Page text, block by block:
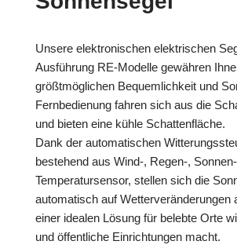
Unsere elektronischen elektrischen
Ausführung RE-Modelle gewähren
größtmöglichen Bequemlichkeit und
Fernbedienung fahren sich aus die
und bieten eine kühle Schattenfläche.
Dank der automatischen
bestehend aus Wind-, Regen-,
Temperatursensor, stellen sich die
automatisch auf Wetterveränderungen
einer idealen Lösung für belebte Orte
und öffentliche Einrichtungen macht.